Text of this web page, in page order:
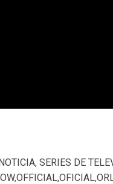
, SERIES DE
,OFFICIAL,OFICIAL,